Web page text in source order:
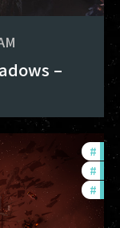
–
#
#
#